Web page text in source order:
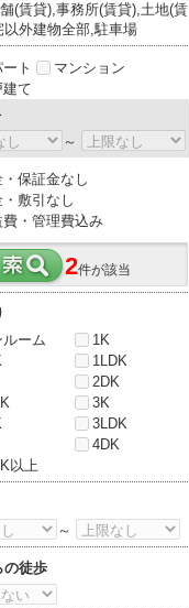
(賃貸),事務所(賃貸),土地(賃
以外建物全部,駐車場
ト
マンション
て
～
保証金なし
敷引なし
費・管理費込み
2件が該当
ルーム
1K
1LDK
2DK
3K
3LDK
4DK
以上
～
の徒歩